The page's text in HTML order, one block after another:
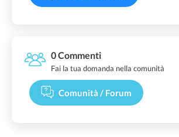
0 Commenti
Fai la tua domanda nella comunità
Comunità / Forum